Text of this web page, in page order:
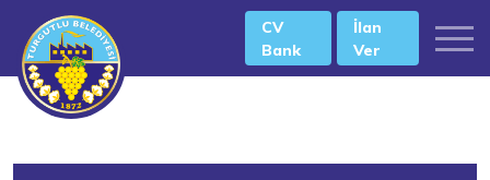
CV
Bank
İlan
Ver